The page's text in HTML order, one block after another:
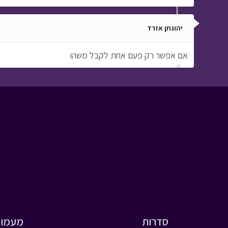
יהונתן אזרד
אם אפשר רק פעם אחת לקבל משהו
סדרות